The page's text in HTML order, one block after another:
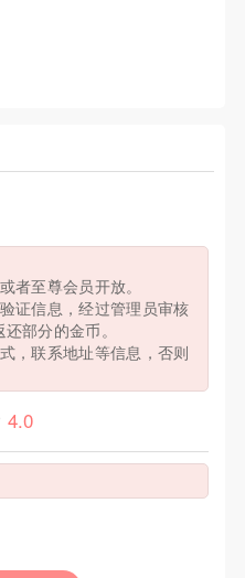
者至尊会员开放。
证信息，经过管理员审核
部分的金币。
，联系地址等信息，否则